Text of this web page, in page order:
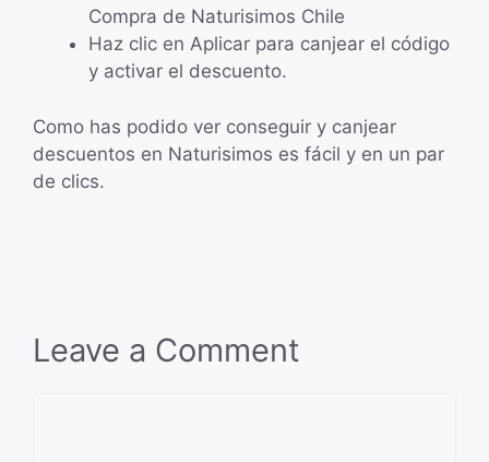
Compra de Naturisimos Chile
Haz clic en Aplicar para canjear el código
y activar el descuento.
Como has podido ver conseguir y canjear
descuentos en Naturisimos es fácil y en un par
de clics.
Leave a Comment